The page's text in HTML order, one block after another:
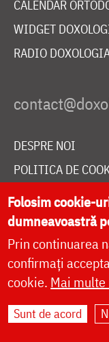
CALENDAR
WIDGET
RADIO
DESPRE NOI
POLITICA DE
DONEAZĂ ONLINE
LIVE
Site
Folosim cookie-
dumneavoastră
Prin continuarea
confirmați
cookie. Mai
Sunt de acord